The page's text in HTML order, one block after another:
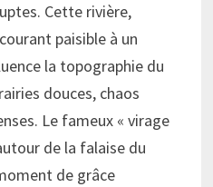
Cette rivière,
paisible à un
la topographie du
douces, chaos
Le fameux « virage
de la falaise du
de grâce